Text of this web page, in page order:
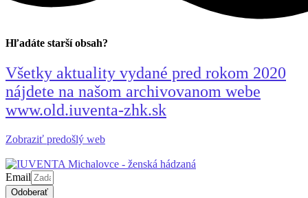
Hľadáte starší obsah?
Všetky aktuality vydané pred rokom 2020
nájdete na našom archivovanom webe
www.old.iuventa-zhk.sk
Zobraziť predošlý web
Email
Odoberať